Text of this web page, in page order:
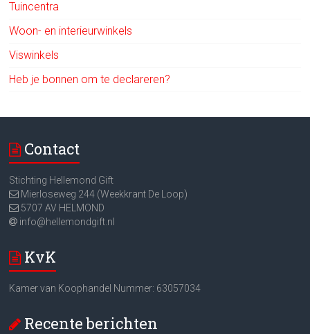
Tuincentra
Woon- en interieurwinkels
Viswinkels
Heb je bonnen om te declareren?
Contact
Stichting Hellemond Gift
Mierloseweg 244 (Weekkrant De Loop)
5707 AV HELMOND
info@hellemondgift.nl
KvK
Kamer van Koophandel Nummer: 63057034
Recente berichten